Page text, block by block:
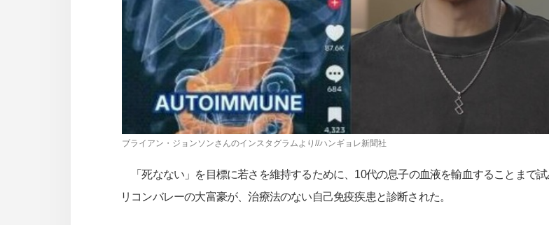
ブライアン・ジョンソンさんのインスタグラムより//ハンギョレ新聞社
「死なない」を目標に若さを維持するために、10代の息子の血液を輸血することまで
リコンバレーの大富豪が、治療法のない自己免疫疾患と診断された。